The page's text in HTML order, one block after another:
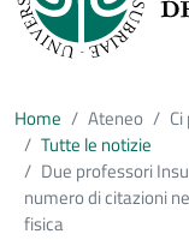
Home Ateneo
Tutte le notizie
Due professori
numero di citazioni
fisica